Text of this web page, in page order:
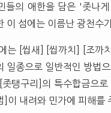
들의 애한을 담은 '좃나
이 섬에는 이름난 광천
는 [씹새] [씹까치] [조까
일종으로 일반적인 방법
탱구리]의 특수합금으
]이 내려와 민가에 피해를